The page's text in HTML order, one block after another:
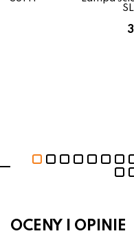
OCENY I OPINIE